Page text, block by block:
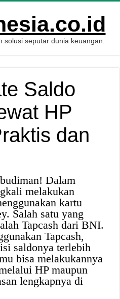
solusi seputar dunia keuangan.
Saldo
HP
dan
Dalam
melakukan
kartu
Salah satu yang
Tapcash dari BNI.
Tapcash,
saldonya terlebih
bisa melakukannya
HP maupun
lengkapnya di